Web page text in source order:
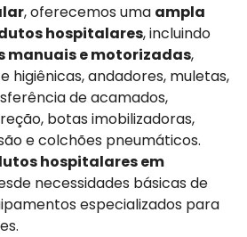
, oferecemos uma ampla
hospitalares, incluindo
manuais e motorizadas,
higiênicas, andadores, muletas,
de acamados,
botas imobilizadoras,
e colchões pneumáticos.
hospitalares em
necessidades básicas de
especializados para